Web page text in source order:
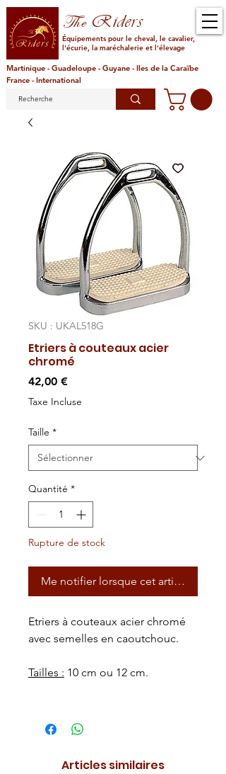
TheRiders
Équipements pour le cheval, le cavalier,
l'écurie, la maréchalerie et l'élevage
Martinique - Guadeloupe - Guyane - Iles de la Caraïbe
France - International
SKU : UKAL518G
Etriers à couteaux acier
chromé
42,00 €Prix
Taxe Incluse
Taille *
Quantité *
Rupture de stock
Me notifier lorsque cet article est
Etriers à couteaux acier chromé
avec semelles en caoutchouc.
Tailles : 10 cm ou 12 cm.
Articles similaires